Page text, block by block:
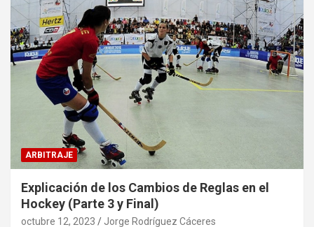
ARBITRAJE
Explicación de los Cambios de Reglas en el
Hockey (Parte 3 y Final)
octubre 12, 2023 Jorge Rodríguez Cáceres